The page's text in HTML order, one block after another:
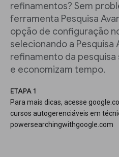
refinamentos? Sem
ferramenta Pesquisa
opção de configuração
selecionando a Pesquisa
refinamento da
e economizam tempo.
ETAPA 1
Para mais dicas, acesse
cursos autogerenciáveis em
powersearchingwithgoogle.com